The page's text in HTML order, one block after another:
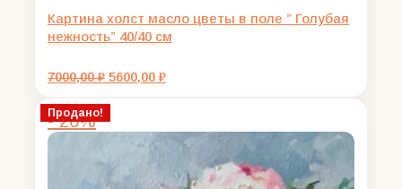
Картина холст масло цветы в поле ” Голубая
нежность” 40/40 см
7000,00₽ Первоначальная
составляла
7000,00 ₽.
5600,00 ₽Текущая
Продано!
- 20%